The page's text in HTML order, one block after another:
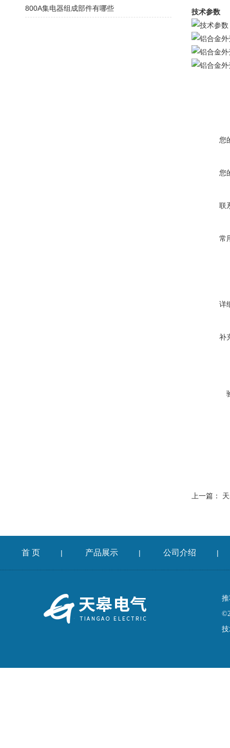
技术参数
您
您
联
常
详
补
上一篇：
800A集电器组成部件有哪些
首 页 | 产品展示 | 公司介绍 |